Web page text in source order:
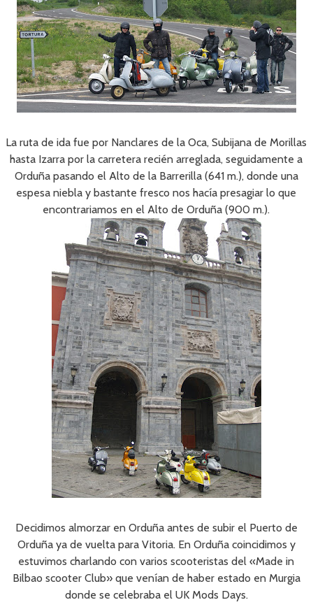
La ruta de ida fue por Nanclares de la Oca, Subijana de Morillas
hasta Izarra por la carretera recién arreglada, seguidamente a
Orduña pasando el Alto de la Barrerilla (641 m.), donde una
espesa niebla y bastante fresco nos hacía presagiar lo que
encontrariamos en el Alto de Orduña (900 m.).
Decidimos almorzar en Orduña antes de subir el Puerto de
Orduña ya de vuelta para Vitoria. En Orduña coincidimos y
estuvimos charlando con varios scooteristas del «Made in
Bilbao scooter Club» que venían de haber estado en Murgia
donde se celebraba el UK Mods Days.